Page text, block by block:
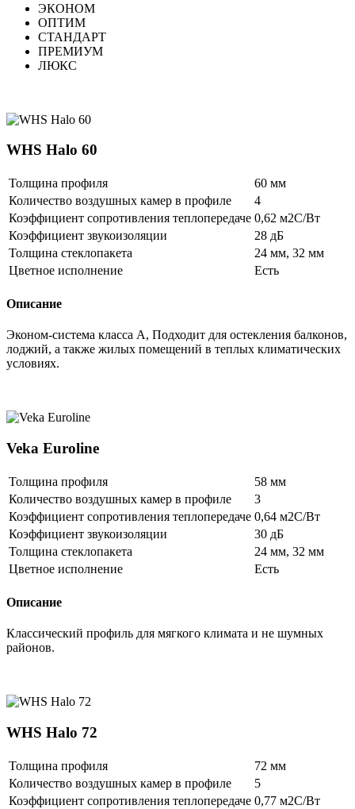
ЭКОНОМ
ОПТИМ
СТАНДАРТ
ПРЕМИУМ
ЛЮКС
WHS Halo 60
Толщина профиля
60 мм
Количество воздушных камер в профиле
4
Коэффициент сопротивления теплопередаче 0,62 м2С/Вт
Коэффициент звукоизоляции
28 дБ
Толщина стеклопакета
24 мм, 32 мм
Цветное исполнение
Есть
Описание
Эконом-система класса A, Подходит для остекления балконов,
лоджий, а также жилых помещений в теплых климатических
условиях.
Veka Euroline
Толщина профиля
58 мм
Количество воздушных камер в профиле
3
Коэффициент сопротивления теплопередаче 0,64 м2С/Вт
Коэффициент звукоизоляции
30 дБ
Толщина стеклопакета
24 мм, 32 мм
Цветное исполнение
Есть
Описание
Классический профиль для мягкого климата и не шумных
районов.
WHS Halo 72
Толщина профиля
72 мм
Количество воздушных камер в профиле
5
Коэффициент сопротивления теплопередаче 0,77 м2С/Вт